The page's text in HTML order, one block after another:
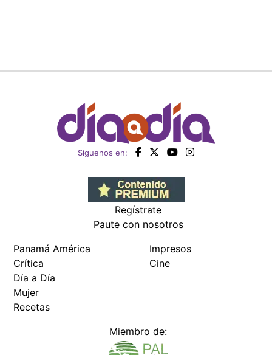
Siguenos en:
Regístrate
Paute con nosotros
Panamá América
Crítica
Día a Día
Mujer
Recetas
Impresos
Cine
Miembro de: